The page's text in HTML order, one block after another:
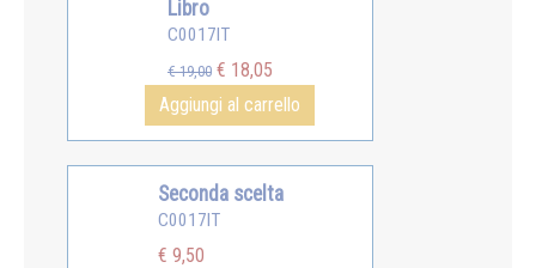
Libro
C0017IT
€ 19,00 € 18,05
Aggiungi al carrello
Seconda scelta
C0017IT
€ 9,50